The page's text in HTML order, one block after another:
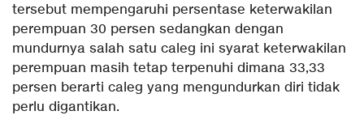
tersebut mempengaruhi persentase keterwakilan
perempuan 30 persen sedangkan dengan
mundurnya salah satu caleg ini syarat keterwakilan
perempuan masih tetap terpenuhi dimana 33,33
persen berarti caleg yang mengundurkan diri tidak
perlu digantikan.